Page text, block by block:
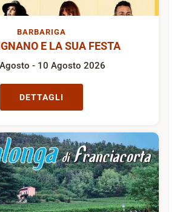
BARBARIGA
E LA SUA FESTA
- 10 Agosto 2026
DETTAGLI